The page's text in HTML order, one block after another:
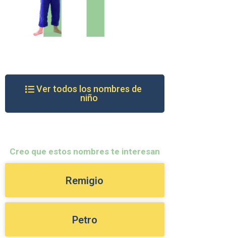
Ver todos los nombres de
niño
Creo que estos nombres te interesan
Remigio
Petro